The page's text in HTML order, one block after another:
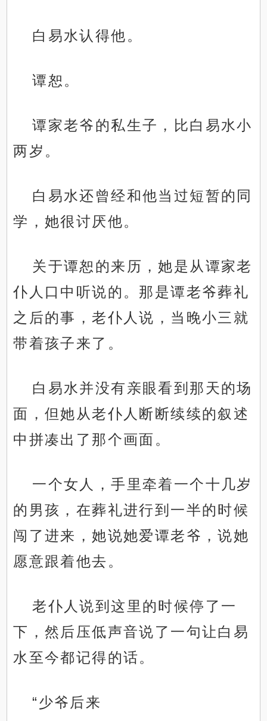
白易水认得他。
谭恕。
谭家老爷的私生子，比白易水小
两岁。
白易水还曾经和他当过短暂的同
学，她很讨厌他。
关于谭恕的来历，她是从谭家老
仆人口中听说的。那是谭老爷葬礼
之后的事，老仆人说，当晚小三就
带着孩子来了。
白易水并没有亲眼看到那天的场
面，但她从老仆人断断续续的叙述
中拼凑出了那个画面。
一个女人，手里牵着一个十几岁
的男孩，在葬礼进行到一半的时候
闯了进来，她说她爱谭老爷，说她
愿意跟着他去。
老仆人说到这里的时候停了一
下，然后压低声音说了一句让白易
水至今都记得的话。
“少爷后来